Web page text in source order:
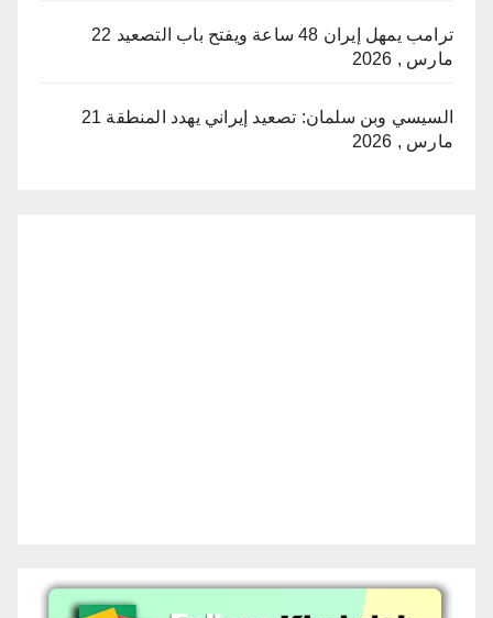
ترامب يمهل إيران 48 ساعة ويفتح باب التصعيد
22
مارس , 2026
السيسي وبن سلمان: تصعيد إيراني يهدد المنطقة 21
مارس , 2026